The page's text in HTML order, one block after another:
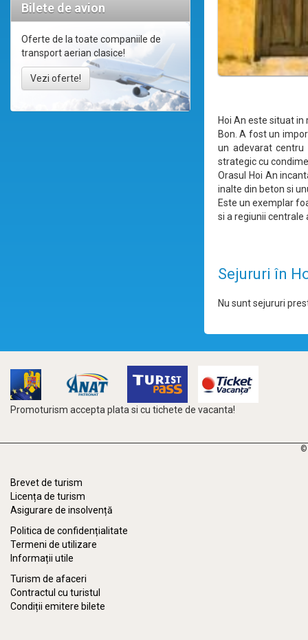
Bilete de avion
Oferte de la toate companiile de
transport aerian clasice!
Vezi oferte!
Hoi An este situat
Bon. A fost un
un adevarat centru
strategic cu
Orasul Hoi An
inalte din beton si
Este un exemplar
si a regiunii centrale
Sejururi în
Nu sunt sejururi
Promoturism accepta plata si cu tichete de vacanta!
©
Brevet de turism
Licența de turism
Asigurare de insolvență
Politica de confidențialitate
Termeni de utilizare
Informații utile
Turism de afaceri
Contractul cu turistul
Condiții emitere bilete